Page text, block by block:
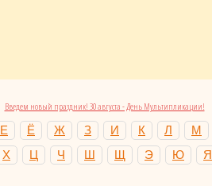
Введем новый праздник! 30 августа - День Мультипликации!
Е Ё Ж З И К Л М
Х Ц Ч Ш Щ Э Ю Я